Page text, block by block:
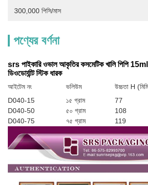
300,000 পিসি/মাস
পণ্যের বর্ণনা
srs পাইকারি ওভাল আকৃতির কসমেটিক খালি পিপি
ডিওডোর্যান্ট স্টিক ধারক
আইটেম নং ভলিউম উচ্চতা H
D040-15
১৫ গ্রাম 77
D040-50
৫০ গ্রাম 108
D040-75
৭৫ গ্রাম 119